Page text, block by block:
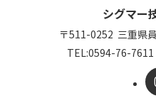
シグマー
〒511-0252 三重県
TEL:0594-76-7611